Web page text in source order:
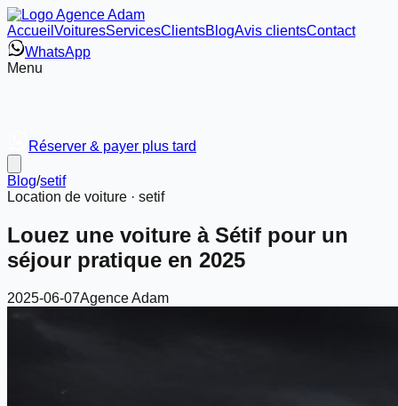
Accueil VoituresServicesClientsBlogAvis clientsContact
WhatsApp
Menu
Réserver & payer plus tard
Blog/setif
Location de voiture · setif
Louez une voiture à Sétif pour un
séjour pratique en 2025
2025-06-07Agence Adam